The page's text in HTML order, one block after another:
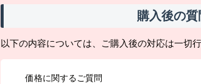
購入後の
以下の内容については、ご購入後の対応は一切
価格に関するご質問